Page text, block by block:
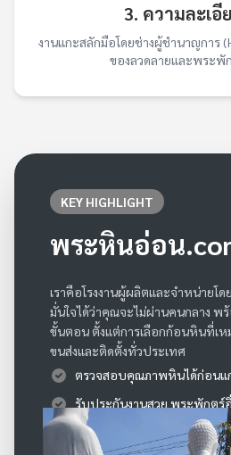
3. ความละเอี
งานแกะสลักมือโดยช่างผู้ชำนาญการ
ของลวดลายและพระ
KEY HIGHLIGHT
พระหินอ่อน
เราคือโรงงานผู้ผลิตและจำหน่ายโด
มั่นใจได้ว่าคุณจะไม่ผ่านคนกลาง
ขั้นตอน ตั้งแต่การเลือกก้อนหินที่เห
ขนส่งและติดตั้งทั่วประเทศ
ตรวจสอบคุณภาพหินได้ก่อนแ
รับประกันงานสวย พระพักต
ราคาโรงงานตัวจริง